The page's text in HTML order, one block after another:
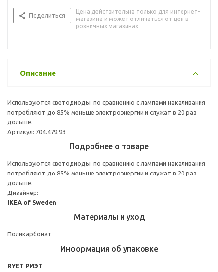
Поделиться
Цена действительна только для интернет-
магазина и может отличаться от цен в
розничных магазинах
Описание
Используются светодиоды; по сравнению с лампами накаливания
потребляют до 85% меньше электроэнергии и служат в 20 раз
дольше.
Артикул: 704.479.93
Подробнее о товаре
Используются светодиоды; по сравнению с лампами накаливания
потребляют до 85% меньше электроэнергии и служат в 20 раз
дольше.
Дизайнер:
IKEA of Sweden
Материалы и уход
Поликарбонат
Информация об упаковке
RYET РИЭТ